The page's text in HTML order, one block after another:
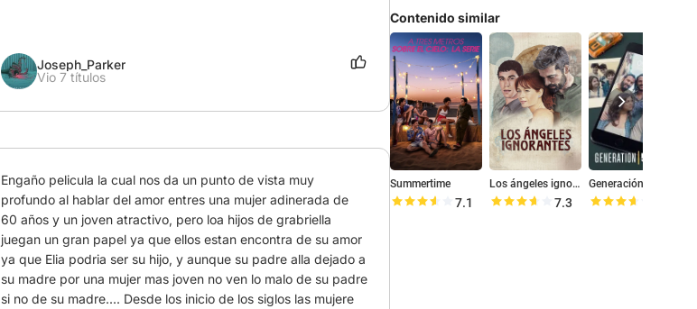
Joseph_Parker
Vio 7 títulos
Engaño pelicula la cual nos da un punto de vista muy
profundo al hablar del amor entres una mujer adinerada de
60 años y un joven atractivo, pero loa hijos de grabriella
juegan un gran papel ya que ellos estan encontra de su amor
ya que Elia podria ser su hijo, y aunque su padre alla dejado a
su madre por una mujer mas joven no ven lo malo de su padre
si no de su madre.... Desde los inicio de los siglos las mujere
Contenido similar
Summertime
7.1
Los ángeles ignorantes
7.3
Generación 56k